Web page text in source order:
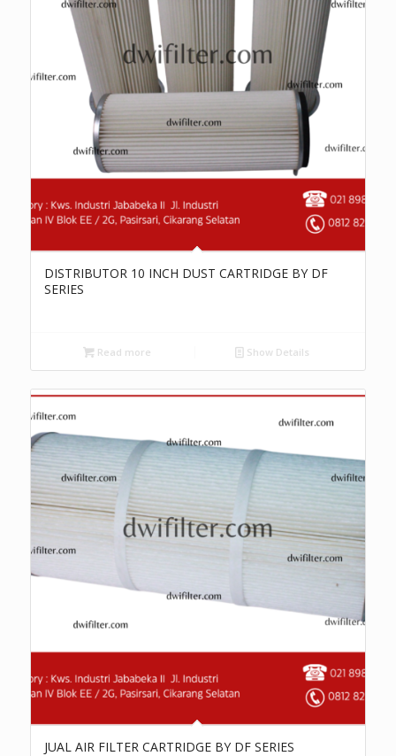
DISTRIBUTOR 10 INCH DUST CARTRIDGE BY DF
SERIES
Read more Show Details
JUAL AIR FILTER CARTRIDGE BY DF SERIES